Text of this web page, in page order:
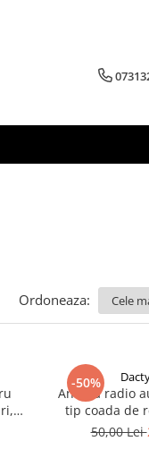
Ordoneaza:
-50%
Antena radio
tip coada de
diverse50,00 Lei